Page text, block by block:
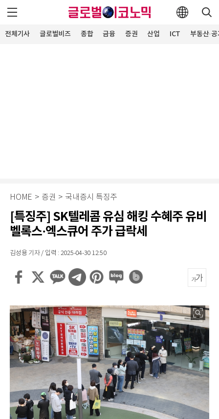
전체기사 글로벌비즈 종합 금융 증권 산업 ICT 부동산·
HOME > 증권 > 국내증시 특징주
[특징주] SK텔레콤 유심 해킹 수혜주 유비
벨록스·엑스큐어 주가 급락세
김성용 기자 / 입력 : 2025-04-30 12:50